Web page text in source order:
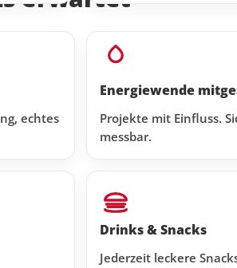
echtes
Energiewende
Projekte mit Einfluss.
messbar.
Drinks & Snacks
Jederzeit leckere